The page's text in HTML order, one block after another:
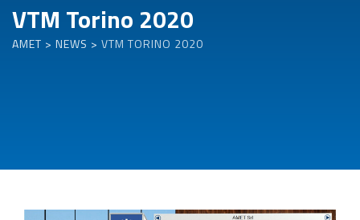
VTM Torino 2020
AMET > NEWS > VTM TORINO 2020